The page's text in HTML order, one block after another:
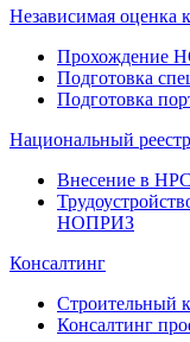
Независимая оценка
Прохождение
Подготовка
Подготовка
Национальный
Внесение в НРС
НОПРИЗ
Консалтинг
Строительный
Консалтинг